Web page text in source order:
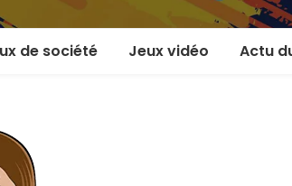
de société
et plus
Jeux vidéo Actu